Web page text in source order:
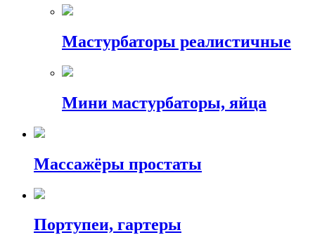
Мастурбаторы реалистичные
Мини мастурбаторы, яйца
Массажёры простаты
Портупеи, гартеры